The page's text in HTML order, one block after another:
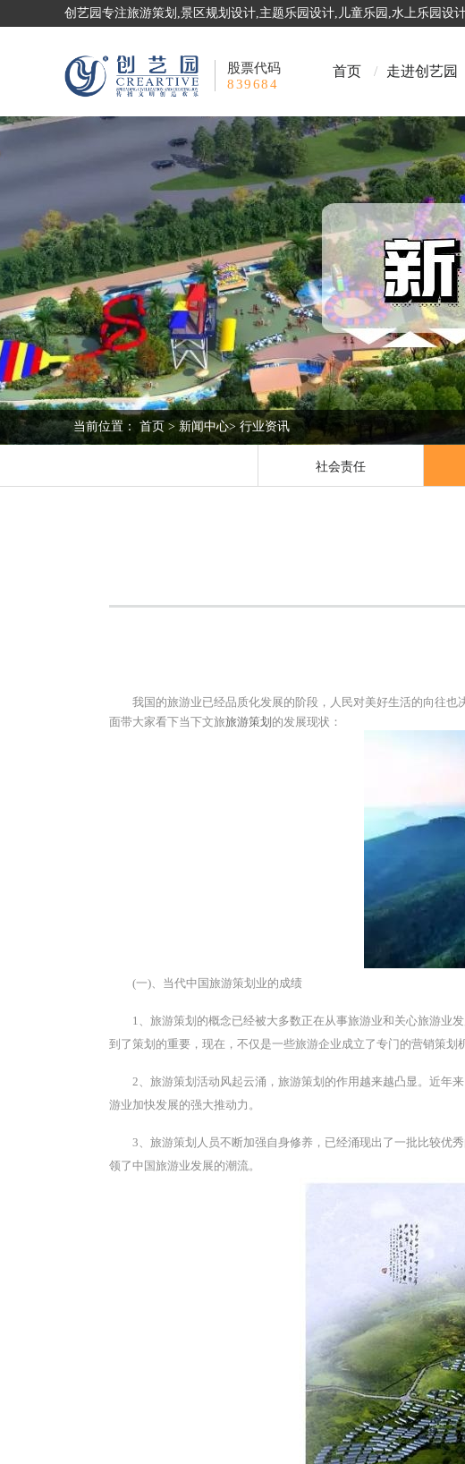
创艺园专注旅游策划,景区规划设计,主题乐园设计,儿童乐园,水上乐园设
股票代码
839684
首页 / 走进创艺园
当前位置： 首页 > 新闻中心> 行业资讯
社会责任
我国的旅游业已经品质化发展的阶段，人民对美好生活的向往
面带大家看下当下文旅旅游策划 的发展现状：
(一)、当代中国旅游策划业的成绩
1、旅游策划的概念已经被大多数正在从事旅游业和关心旅游业
到了策划的重要，现在，不仅是一些旅游企业成立了专门的营销策
2、旅游策划活动风起云涌，旅游策划的作用越来越凸显。近年
游业加快发展的强大推动力。
3、旅游策划人员不断加强自身修养，已经涌现出了一批比较优
领了中国旅游业发展的潮流。